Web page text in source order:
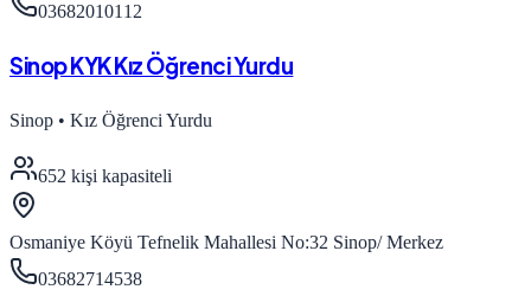
03682010112
Sinop KYK Kız Öğrenci Yurdu
Sinop • Kız Öğrenci Yurdu
652 kişi kapasiteli
Osmaniye Köyü Tefnelik Mahallesi No:32 Sinop/ Merkez
03682714538